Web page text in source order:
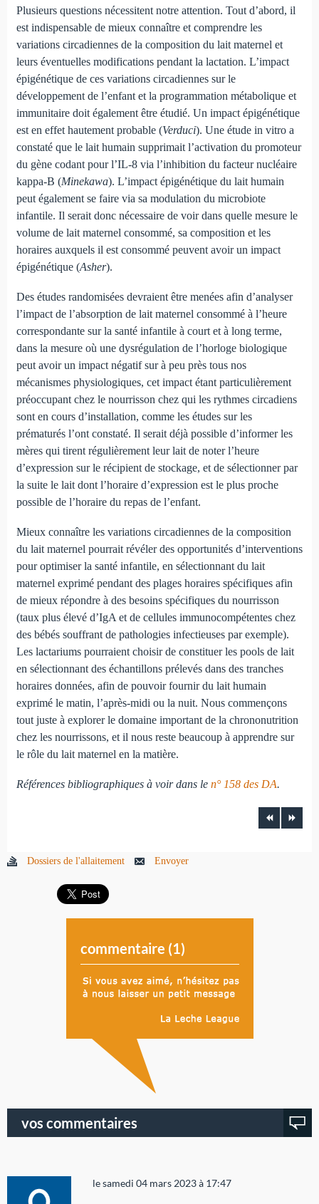
Plusieurs questions nécessitent notre attention. Tout d’abord, il
est indispensable de mieux connaître et comprendre les
variations circadiennes de la composition du lait maternel et
leurs éventuelles modifications pendant la lactation. L’impact
épigénétique de ces variations circadiennes sur le
développement de l’enfant et la programmation métabolique et
immunitaire doit également être étudié. Un impact épigénétique
est en effet hautement probable (Verduci). Une étude in vitro a
constaté que le lait humain supprimait l’activation du promoteur
du gène codant pour l’IL-8 via l’inhibition du facteur nucléaire
kappa-B (Minekawa). L’impact épigénétique du lait humain
peut également se faire via sa modulation du microbiote
infantile. Il serait donc nécessaire de voir dans quelle mesure le
volume de lait maternel consommé, sa composition et les
horaires auxquels il est consommé peuvent avoir un impact
épigénétique (Asher).
Des études randomisées devraient être menées afin d’analyser
l’impact de l’absorption de lait maternel consommé à l’heure
correspondante sur la santé infantile à court et à long terme,
dans la mesure où une dysrégulation de l’horloge biologique
peut avoir un impact négatif sur à peu près tous nos
mécanismes physiologiques, cet impact étant particulièrement
préoccupant chez le nourrisson chez qui les rythmes circadiens
sont en cours d’installation, comme les études sur les
prématurés l’ont constaté. Il serait déjà possible d’informer les
mères qui tirent régulièrement leur lait de noter l’heure
d’expression sur le récipient de stockage, et de sélectionner par
la suite le lait dont l’horaire d’expression est le plus proche
possible de l’horaire du repas de l’enfant.
Mieux connaître les variations circadiennes de la composition
du lait maternel pourrait révéler des opportunités d’interventions
pour optimiser la santé infantile, en sélectionnant du lait
maternel exprimé pendant des plages horaires spécifiques afin
de mieux répondre à des besoins spécifiques du nourrisson
(taux plus élevé d’IgA et de cellules immunocompétentes chez
des bébés souffrant de pathologies infectieuses par exemple).
Les lactariums pourraient choisir de constituer les pools de lait
en sélectionnant des échantillons prélevés dans des tranches
horaires données, afin de pouvoir fournir du lait humain
exprimé le matin, l’après-midi ou la nuit. Nous commençons
tout juste à explorer le domaine important de la chrononutrition
chez les nourrissons, et il nous reste beaucoup à apprendre sur
le rôle du lait maternel en la matière.
Références bibliographiques à voir dans le n° 158 des DA.
Dossiers de l'allaitement Envoyer
commentaire (1)
vos commentaires
le samedi 04 mars 2023 à 17:47